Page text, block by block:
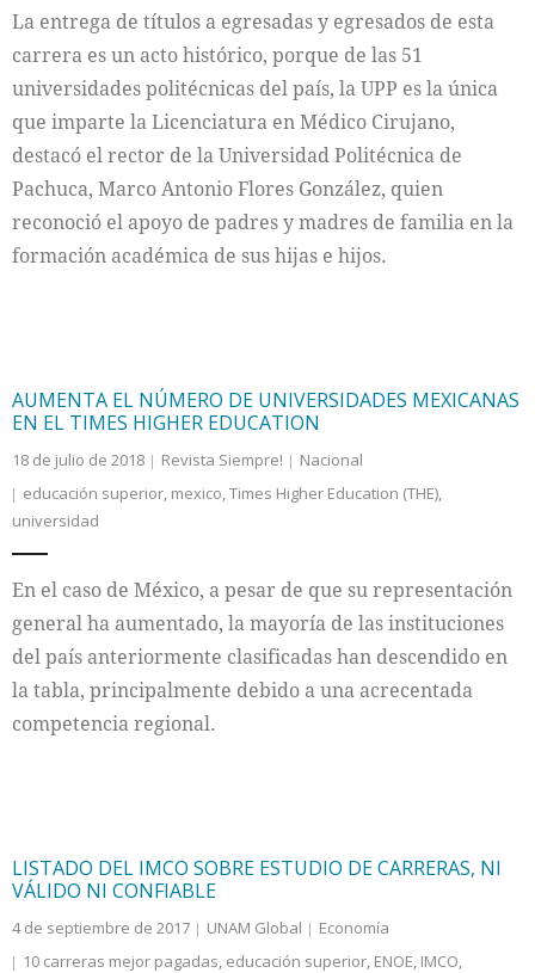
Cultura
La entrega de títulos a egresadas y egresados de esta
carrera es un acto histórico, porque de las 51
universidades politécnicas del país, la UPP es la única
que imparte la Licenciatura en Médico Cirujano,
destacó el rector de la Universidad Politécnica de
Pachuca, Marco Antonio Flores González, quien
reconoció el apoyo de padres y madres de familia en la
formación académica de sus hijas e hijos.
AUMENTA EL NÚMERO DE UNIVERSIDADES MEXICANAS
EN EL TIMES HIGHER EDUCATION
18 de julio de 2018 Revista Siempre!
Nacional
educación superior, mexico,Times Higher Education (THE),
universidad
En el caso de México, a pesar de que su representación
general ha aumentado, la mayoría de las instituciones
del país anteriormente clasificadas han descendido en
la tabla, principalmente debido a una acrecentada
competencia regional.
LISTADO DEL IMCO SOBRE ESTUDIO DE CARRERAS, NI
VÁLIDO NI CONFIABLE
4 de septiembre de 2017 UNAM Global
Economía
10 carreras mejor pagadas, educación superior, ENOE, IMCO,